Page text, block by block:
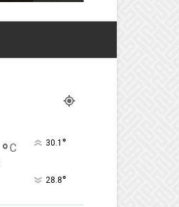
°C 30.1 °
28.8°